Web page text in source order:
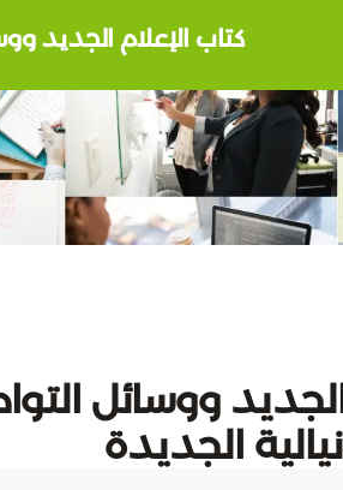
كتاب الإعلام الجديد
الجديد ووسائل
الجديدة